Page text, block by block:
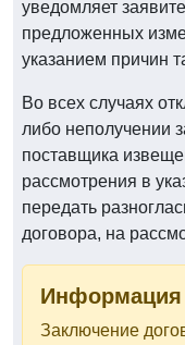
уведомляет
предложенных
указанием причин
Во всех случаях
либо неполучении
поставщика
рассмотрения в
передать
договора, на
Информация
Заключение